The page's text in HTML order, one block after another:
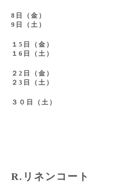
8日（金）
9日（土）
１5日（金）
１6日（土）
２2日（金）
２3日（土）
３０日（土）
R.リネンコート